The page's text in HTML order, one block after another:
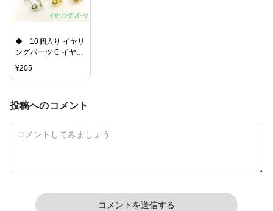
◆ 10個入り イヤリ
ングパーツ C イヤリ
ング 丸タイプ カン
属パーツ 手作り ゴ
ド ニッケルシルバー
¥205
投稿へのコメント
コメントを送信する